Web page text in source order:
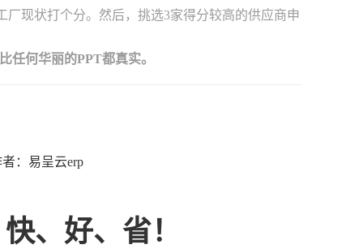
厂现状打个分。然后，挑选3家得分较高的供应商申
任何华丽的PPT都真实。
者：易呈云erp
、好、省！